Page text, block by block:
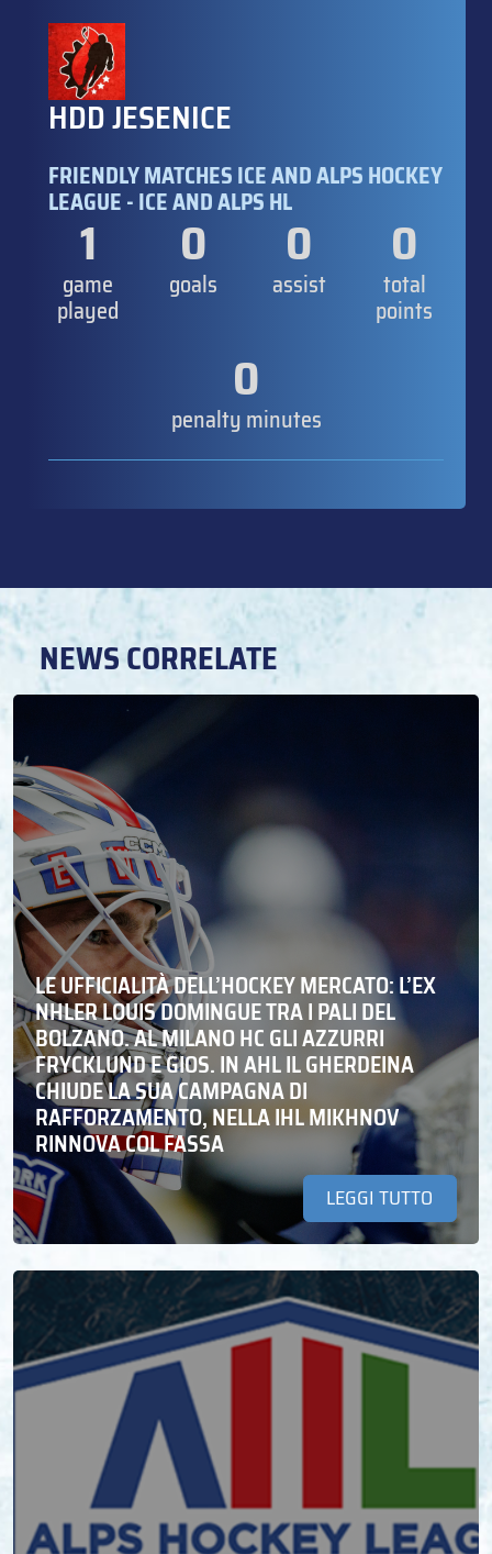
HDD JESENICE
FRIENDLY MATCHES ICE AND ALPS HOCKEY
LEAGUE - ICE AND ALPS HL
1
game
played
0
goals
0
assist
0
total
points
0
penalty minutes
NEWS CORRELATE
LE UFFICIALITÀ DELL’HOCKEY MERCATO: L’EX
NHLER LOUIS DOMINGUE TRA I PALI DEL
BOLZANO. AL MILANO HC GLI AZZURRI
FRYCKLUND E GIOS. IN AHL IL GHERDEINA
CHIUDE LA SUA CAMPAGNA DI
RAFFORZAMENTO, NELLA IHL MIKHNOV
RINNOVA COL FASSA
LEGGI TUTTO